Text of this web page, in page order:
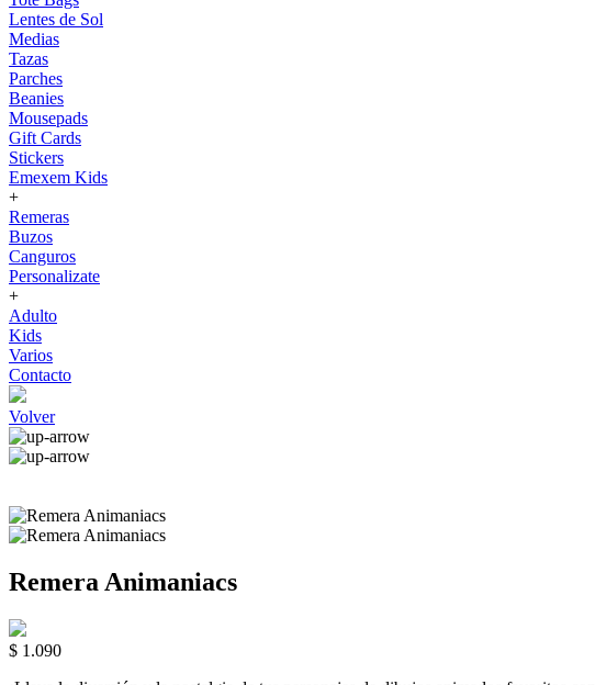
Lentes de Sol
Medias
Tazas
Parches
Beanies
Mousepads
Gift Cards
Stickers
Emexem Kids
+
Remeras
Buzos
Canguros
Personalizate
+
Adulto
Kids
Varios
Contacto
Volver
Remera Animaniacs
$ 1.090